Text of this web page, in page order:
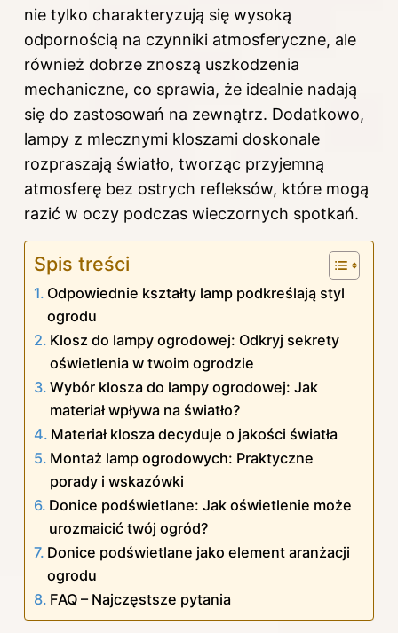
nie tylko charakteryzują się wysoką
odpornością na czynniki atmosferyczne, ale
również dobrze znoszą uszkodzenia
mechaniczne, co sprawia, że idealnie nadają
się do zastosowań na zewnątrz. Dodatkowo,
lampy z mlecznymi kloszami doskonale
rozpraszają światło, tworząc przyjemną
atmosferę bez ostrych refleksów, które mogą
razić w oczy podczas wieczornych spotkań.
Spis treści
Odpowiednie kształty lamp podkreślają styl
ogrodu
Klosz do lampy ogrodowej: Odkryj sekrety
oświetlenia w twoim ogrodzie
Wybór klosza do lampy ogrodowej: Jak
materiał wpływa na światło?
Materiał klosza decyduje o jakości światła
Montaż lamp ogrodowych: Praktyczne
porady i wskazówki
Donice podświetlane: Jak oświetlenie może
urozmaicić twój ogród?
Donice podświetlane jako element aranżacji
ogrodu
FAQ – Najczęstsze pytania